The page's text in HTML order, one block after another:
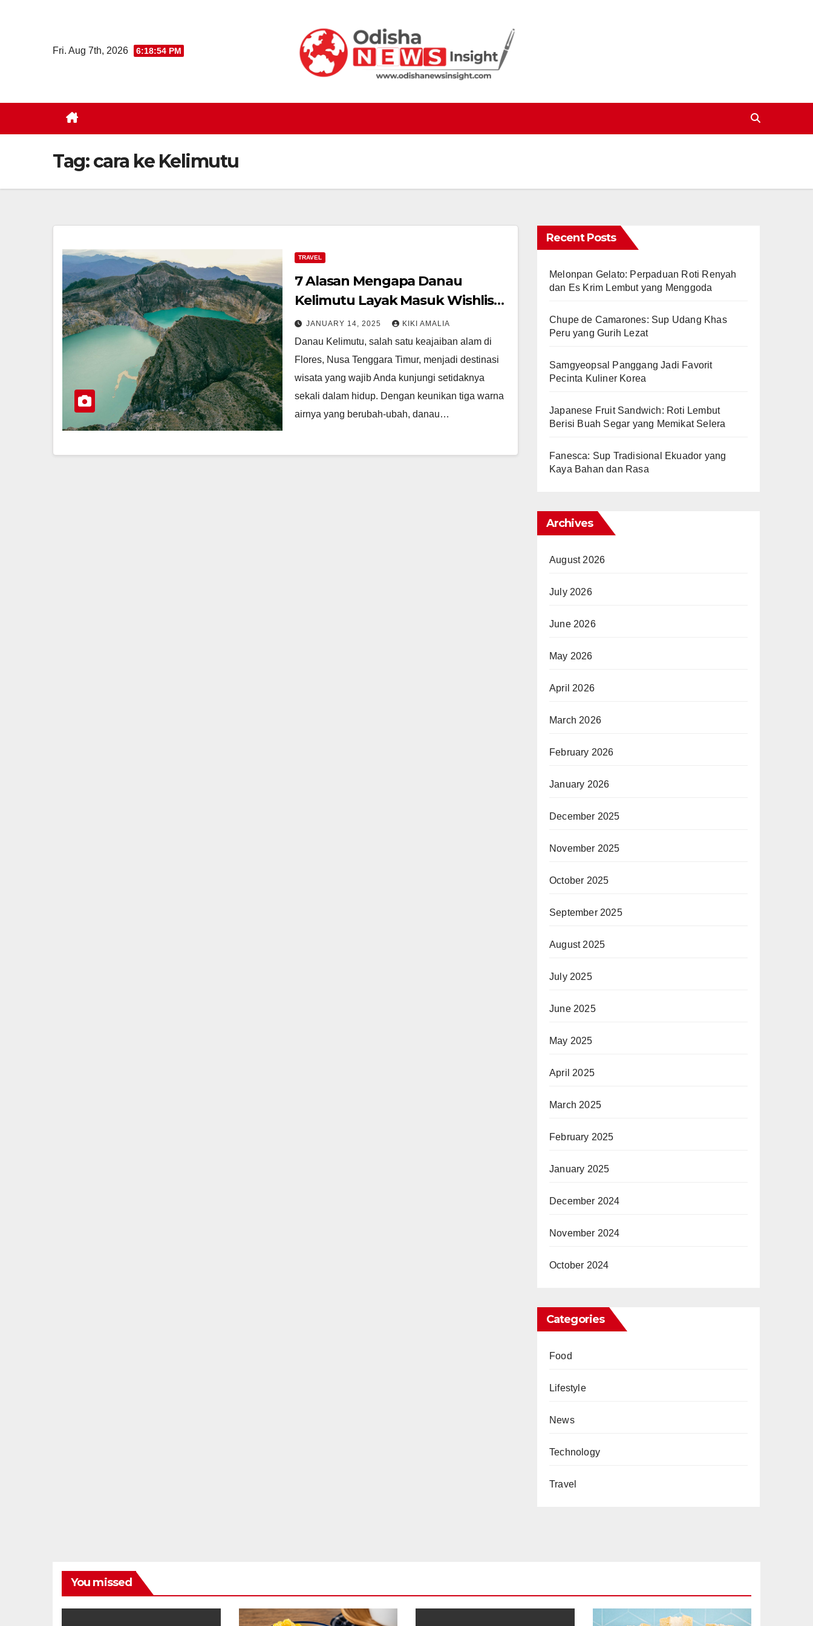
Fri. Aug 7th, 2026 6:18:54 PM
Tag:cara ke Kelimutu
TRAVEL
7 Alasan Mengapa Danau
Kelimutu Layak Masuk Wishlist
Travel Anda
JANUARY 14, 2025 KIKI AMALIA
Danau Kelimutu, salah satu keajaiban alam di
Flores, Nusa Tenggara Timur, menjadi destinasi
wisata yang wajib Anda kunjungi setidaknya
sekali dalam hidup. Dengan keunikan tiga warna
airnya yang berubah-ubah, danau…
Recent Posts
Melonpan Gelato: Perpaduan Roti Renyah
dan Es Krim Lembut yang Menggoda
Chupe de Camarones: Sup Udang Khas
Peru yang Gurih Lezat
Samgyeopsal Panggang Jadi Favorit
Pecinta Kuliner Korea
Japanese Fruit Sandwich: Roti Lembut
Berisi Buah Segar yang Memikat Selera
Fanesca: Sup Tradisional Ekuador yang
Kaya Bahan dan Rasa
Archives
August 2026
July 2026
June 2026
May 2026
April 2026
March 2026
February 2026
January 2026
December 2025
November 2025
October 2025
September 2025
August 2025
July 2025
June 2025
May 2025
April 2025
March 2025
February 2025
January 2025
December 2024
November 2024
October 2024
Categories
Food
Lifestyle
News
Technology
Travel
You missed